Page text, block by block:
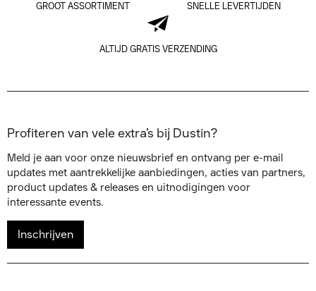
GROOT ASSORTIMENT SNELLE LEVERTIJDEN
ALTIJD GRATIS VERZENDING
Profiteren van vele extra’s bij Dustin?
Meld je aan voor onze nieuwsbrief en ontvang per e-mail
updates met aantrekkelijke aanbiedingen, acties van partners,
product updates & releases en uitnodigingen voor
interessante events.
Inschrijven